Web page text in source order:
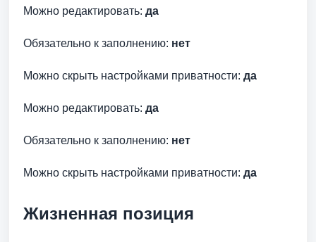
Можно редактировать: да
Обязательно к заполнению: нет
Можно скрыть настройками приватности: да
Можно редактировать: да
Обязательно к заполнению: нет
Можно скрыть настройками приватности: да
Жизненная позиция